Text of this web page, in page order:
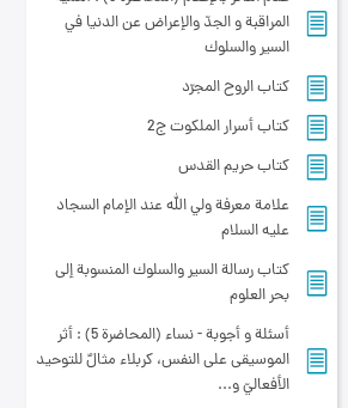
المراقبة و الجدّ والإعراض عن الدنيا في
السير والسلوك
کتاب الروح المجرّد
کتاب أسرار الملكوت ج2
کتاب حريم القدس
علامة معرفة ولي الله عند الإمام السجاد
عليه السلام
کتاب رسالة‌ السير والسلوك‌ المنسوبة‌ إلى
بحر العلوم
أسئلة و أجوبة - نساء (المحاضرة 5) : أثر
الموسيقى على النفس، كربلاء مثالٌ للتوحيد
الأفعاليّ و...